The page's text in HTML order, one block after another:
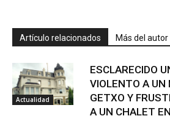
Artículo relacionados Más del autor
Actualidad
ESCLARECIDO
VIOLENTO A UN
GETXO Y
A UN CHALET